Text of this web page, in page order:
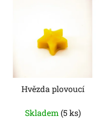
Hvězda plovoucí
Skladem (5 ks)